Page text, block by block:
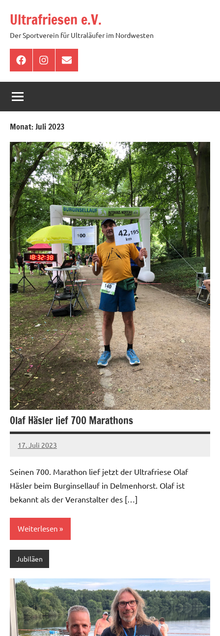
Inhalt
springen
Ultrafriesen e.V.
Der Sportverein für Ultraläufer im Nordwesten
FacebookInstagram
E-
Mail
Monat:Juli 2023
Olaf Häsler lief 700 Marathons
17. Juli 2023
admin
Keine
Seinen 700. Marathon lief jetzt der Ultrafriese Olaf
Häsler beim Burginsellauf in Delmenhorst. Olaf ist
bekannt als der Veranstalter des […]
Weiterlesen
Jubiläen